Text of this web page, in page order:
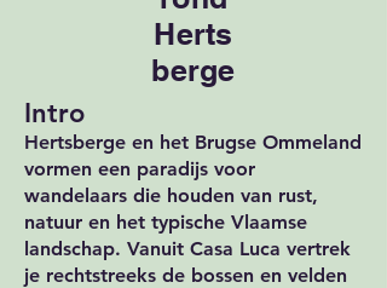
Herts
berge
Intro
Hertsberge en het Brugse Ommeland
vormen een paradijs voor
wandelaars die houden van rust,
natuur en het typische Vlaamse
landschap. Vanuit Casa Luca vertrek
je rechtstreeks de bossen en velden